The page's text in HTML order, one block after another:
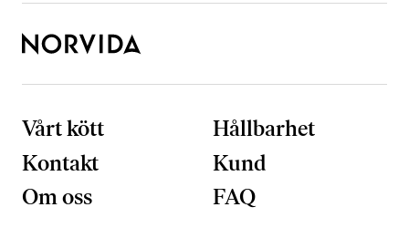
Vårt kött
Hållbarhet
Kontakt
Kund
Om oss
FAQ
N
d
v